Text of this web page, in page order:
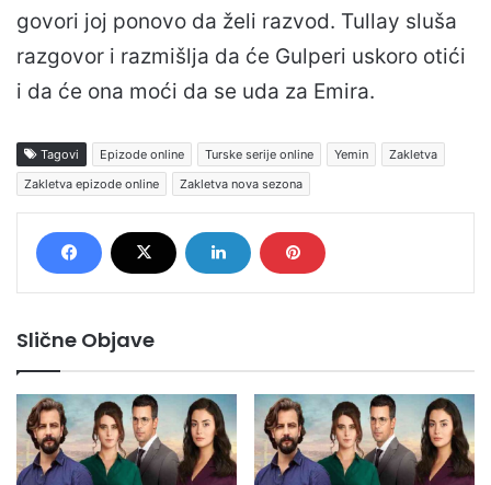
govori joj ponovo da želi razvod. Tullay sluša
razgovor i razmišlja da će Gulperi uskoro otići
i da će ona moći da se uda za Emira.
Tagovi Epizode online Turske serije online Yemin
Zakletva
Zakletva epizode online
Zakletva nova sezona
Slične Objave